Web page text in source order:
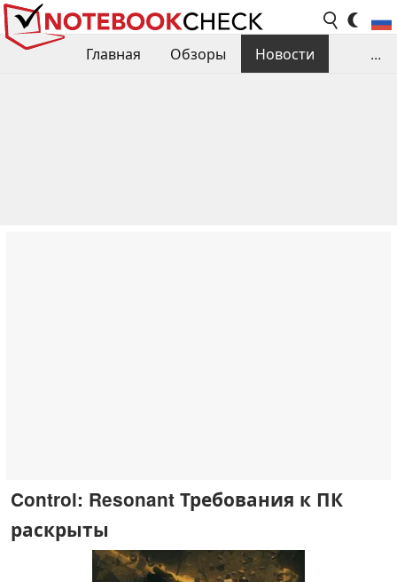
Главная Обзоры
Новости
...
Control: Resonant Требования к ПК
раскрыты